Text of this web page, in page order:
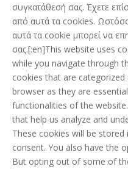
συγκατάθεσή σας. Έχετε
από αυτά τα cookies.
αυτά τα cookie μπορεί να
σας.[:en]This website uses
while you navigate through
cookies that are
browser as they are
functionalities of the
that help us analyze and
These cookies will be
consent. You also have the
But opting out of some of